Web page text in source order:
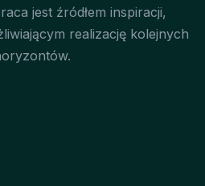
jest źródłem inspiracji,
realizację kolejnych